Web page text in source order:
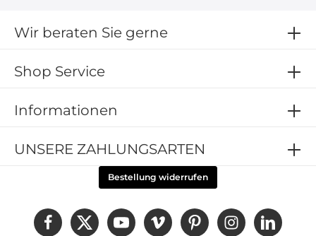
Wir beraten Sie gerne
Shop Service
Informationen
UNSERE ZAHLUNGSARTEN
Bestellung widerrufen